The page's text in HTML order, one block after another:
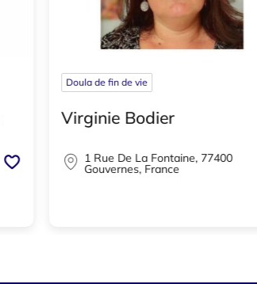
Doula de fin de vie
Virginie Bodier
1 Rue De La Fontaine, 77400
Gouvernes, France